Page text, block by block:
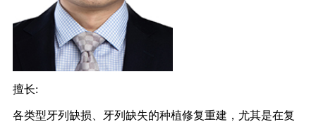
擅长:
各类型牙列缺损、牙列缺失的种植修复重建，尤其是在复